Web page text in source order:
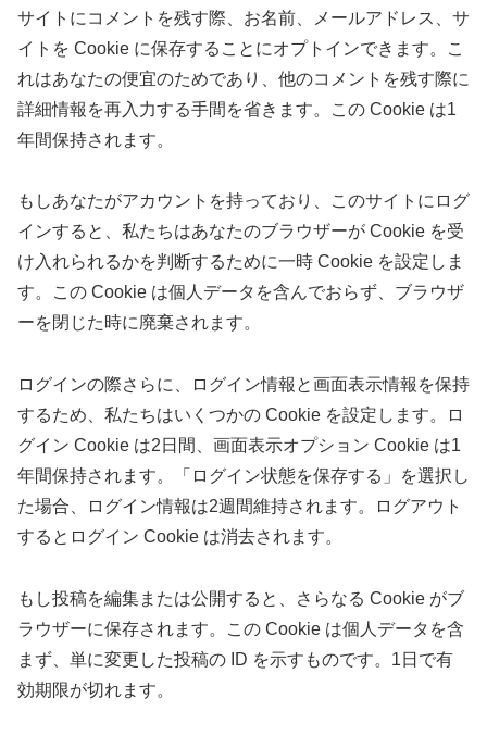
サイトにコメントを残す際、お名前、メールアドレス、サ
イトを Cookie に保存することにオプトインできます。こ
れはあなたの便宜のためであり、他のコメントを残す際に
詳細情報を再入力する手間を省きます。この Cookie は1
年間保持されます。
もしあなたがアカウントを持っており、このサイトにログ
インすると、私たちはあなたのブラウザーが Cookie を受
け入れられるかを判断するために一時 Cookie を設定しま
す。この Cookie は個人データを含んでおらず、ブラウザ
ーを閉じた時に廃棄されます。
ログインの際さらに、ログイン情報と画面表示情報を保持
するため、私たちはいくつかの Cookie を設定します。ロ
グイン Cookie は2日間、画面表示オプション Cookie は1
年間保持されます。「ログイン状態を保存する」を選択し
た場合、ログイン情報は2週間維持されます。ログアウト
するとログイン Cookie は消去されます。
もし投稿を編集または公開すると、さらなる Cookie がブ
ラウザーに保存されます。この Cookie は個人データを含
まず、単に変更した投稿の ID を示すものです。1日で有
効期限が切れます。